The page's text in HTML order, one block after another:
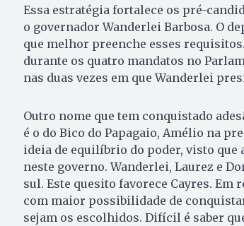
Essa estratégia fortalece os pré-
o governador Wanderlei Barbosa. O
que melhor preenche esses
durante os quatro mandatos no
nas duas vezes em que Wanderlei
Outro nome que tem conquistado
é o do Bico do Papagaio, Amélio na
ideia de equilíbrio do poder, visto
neste governo. Wanderlei, Laurez e
sul. Este quesito favorece Cayres. Em
com maior possibilidade de
sejam os escolhidos. Difícil é saber